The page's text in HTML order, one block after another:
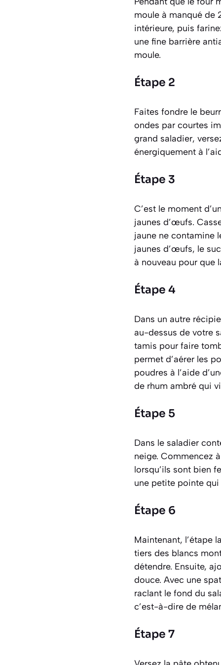
moule à manqué de
intérieure, puis
une fine barrière
moule.
Étape 2
Faites fondre le
ondes par courtes
grand saladier,
énergiquement à
Étape 3
C’est le moment
jaunes d’œufs.
jaune ne contamine
jaunes d’œufs, le
à nouveau pour que
Étape 4
Dans un autre
au-dessus de votre
tamis pour faire
permet d’aérer les
poudres à l’aide
de rhum ambré qui
Étape 5
Dans le saladier
neige. Commencez
lorsqu’ils sont bien
une petite pointe qui
Étape 6
Maintenant, l’étape
tiers des blancs
détendre. Ensuite,
douce. Avec une
raclant le fond du
c’est-à-dire de
Étape 7